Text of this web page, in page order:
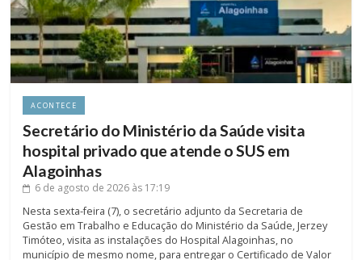
ACONTECE
Secretário do Ministério da Saúde visita
hospital privado que atende o SUS em
Alagoinhas
6 de agosto de 2026 às 17:19
Nesta sexta-feira (7), o secretário adjunto da Secretaria de
Gestão em Trabalho e Educação do Ministério da Saúde, Jerzey
Timóteo, visita as instalações do Hospital Alagoinhas, no
município de mesmo nome, para entregar o Certificado de Valor